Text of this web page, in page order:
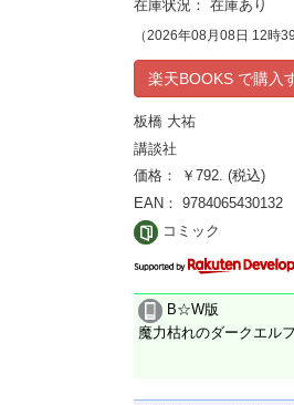
在庫状況： 在庫あり
（2026年08月08日 12時
楽天BOOKS で購入
板橋 大祐
講談社
価格： ￥792. (税込)
EAN： 9784065430132
コミック
B☆W版
魔力枯れのダークエルフ